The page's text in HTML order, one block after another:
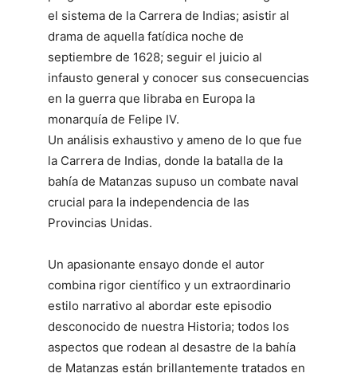
el sistema de la Carrera de Indias; asistir al
drama de aquella fatídica noche de
septiembre de 1628; seguir el juicio al
infausto general y conocer sus consecuencias
en la guerra que libraba en Europa la
monarquía de Felipe IV.
Un análisis exhaustivo y ameno de lo que fue
la Carrera de Indias, donde la batalla de la
bahía de Matanzas supuso un combate naval
crucial para la independencia de las
Provincias Unidas.
Un apasionante ensayo donde el autor
combina rigor científico y un extraordinario
estilo narrativo al abordar este episodio
desconocido de nuestra Historia; todos los
aspectos que rodean al desastre de la bahía
de Matanzas están brillantemente tratados en